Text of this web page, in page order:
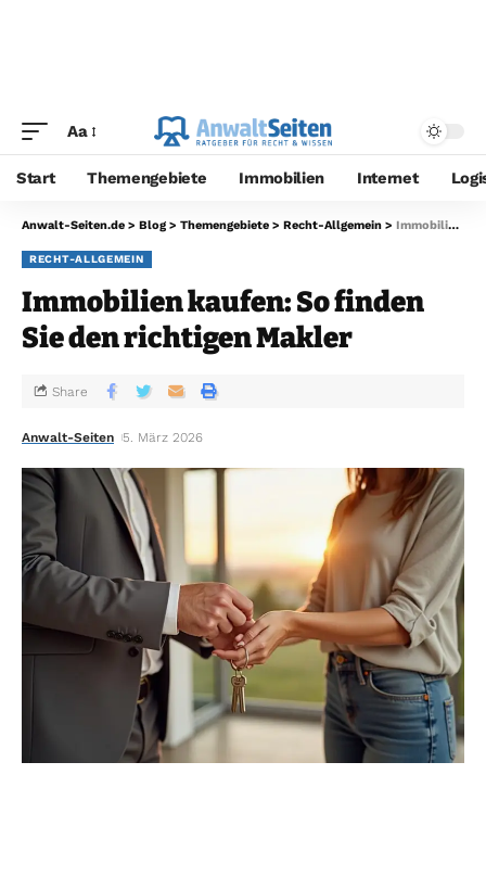
Aa
Start Themengebiete Immobilien Internet
Anwalt-Seiten.de > Blog > Themengebiete > Recht-Allgemein > Immobilien kaufen: So finden Sie den richtigen Makler
RECHT-ALLGEMEIN
Immobilien kaufen: So finden
Sie den richtigen Makler
Anwalt-Seiten 5. März 2026
Share